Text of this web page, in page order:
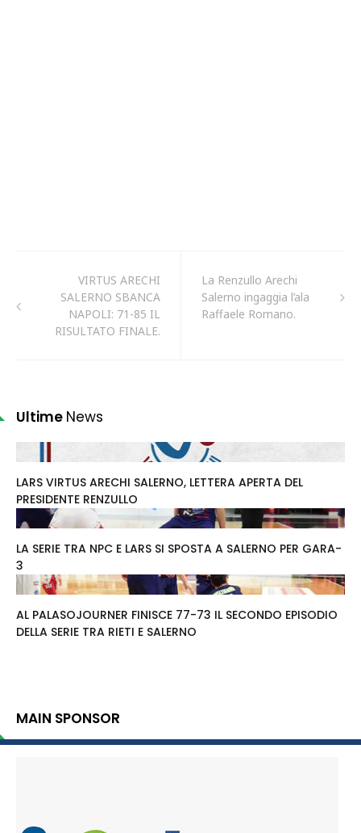
VIRTUS ARECHI
SALERNO SBANCA
NAPOLI: 71-85 IL
RISULTATO FINALE.
La Renzullo Arechi
Salerno ingaggia l’ala
Raffaele Romano.
Ultime News
LARS VIRTUS ARECHI SALERNO, LETTERA APERTA DEL
PRESIDENTE RENZULLO
LA SERIE TRA NPC E LARS SI SPOSTA A SALERNO PER GARA-
3
AL PALASOJOURNER FINISCE 77-73 IL SECONDO EPISODIO
DELLA SERIE TRA RIETI E SALERNO
MAIN SPONSOR